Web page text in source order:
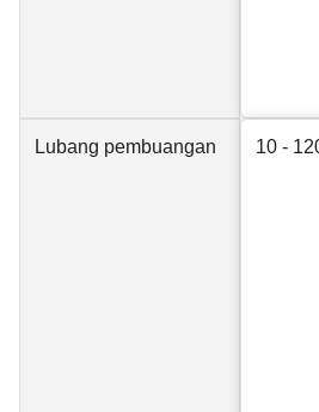
Lubang pembuangan 10 -